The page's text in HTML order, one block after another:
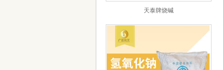
天泰牌烧碱